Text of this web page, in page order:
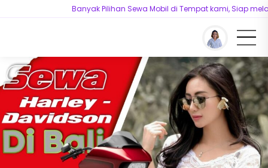
Banyak Pilihan Sewa Mobil di Tempat kami, Siap
Beranda/Sewa Motor /Sewa Harley Davidson Bali